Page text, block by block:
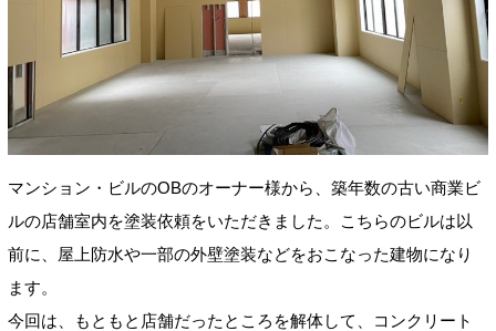
マンション・ビルのOBのオーナー様から、築年数の古い商業ビ
ルの店舗室内を塗装依頼をいただきました。こちらのビルは以
前に、屋上防水や一部の外壁塗装などをおこなった建物になり
ます。
今回は、もともと店舗だったところを解体して、コンクリート